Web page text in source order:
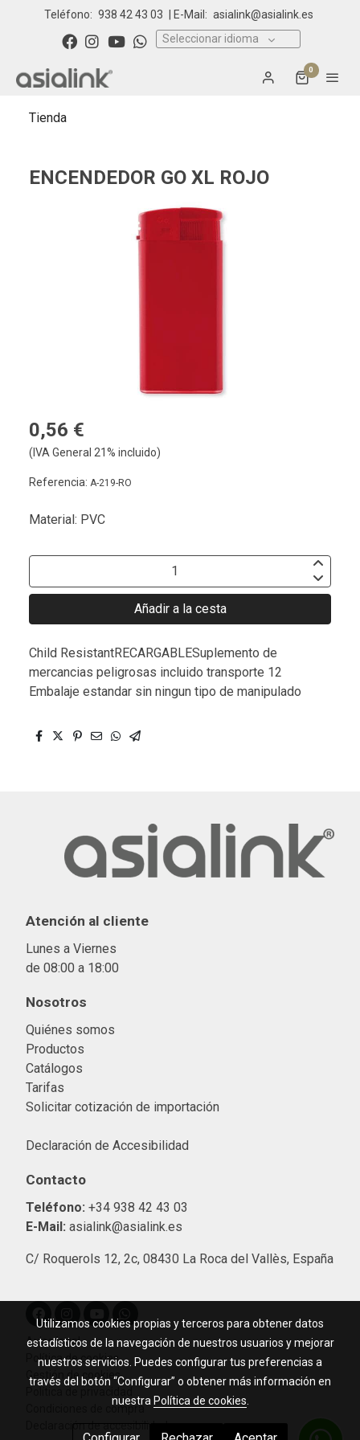
Teléfono: 938 42 43 03 | E-Mail: asialink@asialink.es
Seleccionar idioma
0
Tienda
ENCENDEDOR GO XL ROJO
0,56 €
(IVA General 21% incluido)
Referencia: A-219-RO
Material: PVC
Añadir a la cesta
Child ResistantRECARGABLESuplemento de
mercancias peligrosas incluido transporte 12
Embalaje estandar sin ningun tipo de manipulado
Atención al cliente
Lunes a Viernes
de 08:00 a 18:00
Nosotros
Quiénes somos
Productos
Catálogos
Tarifas
Solicitar cotización de importación
Declaración de Accesibilidad
Contacto
Teléfono: +34 938 42 43 03
E-Mail: asialink@asialink.es
C/ Roquerols 12, 2c, 08430 La Roca del Vallès, España
Aviso legal
Política de cookies
Gestión de cookies
Condiciones de compra
Utilizamos cookies propias y terceros para obtener datos
estadísticos de la navegación de nuestros usuarios y mejorar
nuestros servicios. Puedes configurar tus preferencias a
través del botón “Configurar” o obtener más información en
nuestra Política de cookies